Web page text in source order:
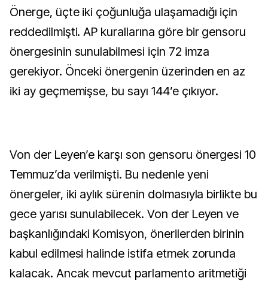
Önerge, üçte iki çoğunluğa ulaşamadığı için
reddedilmişti. AP kurallarına göre bir gensoru
önergesinin sunulabilmesi için 72 imza
gerekiyor. Önceki önergenin üzerinden en az
iki ay geçmemişse, bu sayı 144’e çıkıyor.
Von der Leyen’e karşı son gensoru önergesi 10
Temmuz’da verilmişti. Bu nedenle yeni
önergeler, iki aylık sürenin dolmasıyla birlikte bu
gece yarısı sunulabilecek. Von der Leyen ve
başkanlığındaki Komisyon, önerilerden birinin
kabul edilmesi halinde istifa etmek zorunda
kalacak. Ancak mevcut parlamento aritmetiği